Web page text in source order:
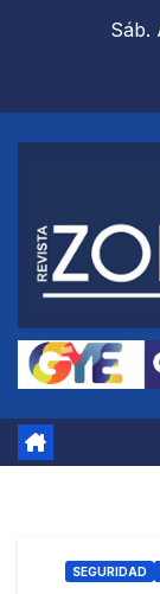
Sáb.
SEGURIDAD